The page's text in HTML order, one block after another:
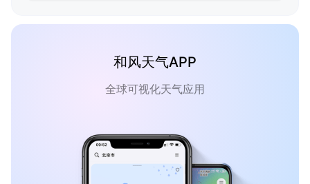
和风天气APP
全球可视化天气应用